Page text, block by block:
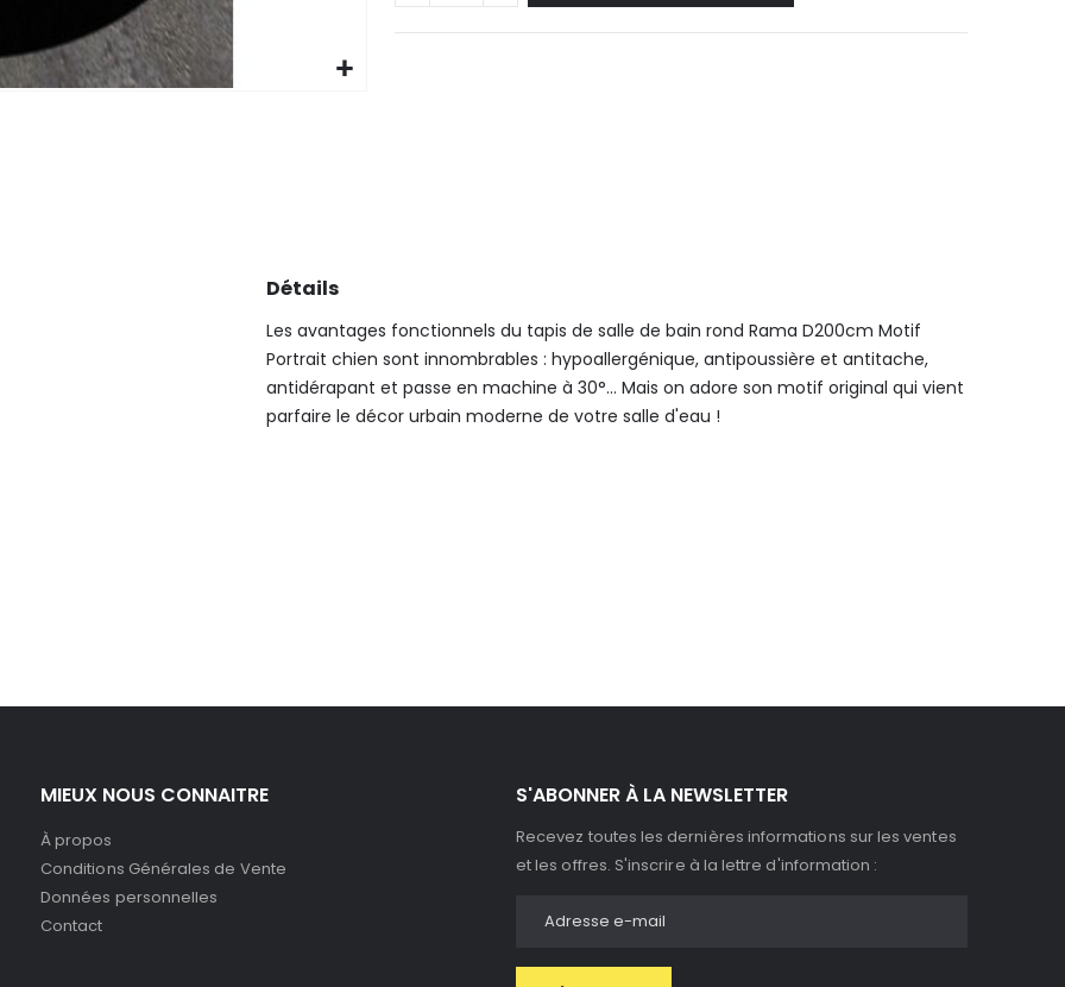
Détails
Les avantages fonctionnels du tapis de salle de bain rond Rama D200cm Motif
Portrait chien sont innombrables : hypoallergénique, antipoussière et antitache,
antidérapant et passe en machine à 30°... Mais on adore son motif original qui vient
parfaire le décor urbain moderne de votre salle d'eau !
MIEUX NOUS CONNAITRE
À propos
Conditions Générales de Vente
Données personnelles
Contact
S'ABONNER À LA NEWSLETTER
Recevez toutes les dernières informations sur les ventes
et les offres. S'inscrire à la lettre d'information :